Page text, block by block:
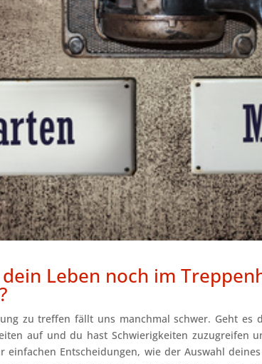
Leben noch im
zu treffen fällt uns manchmal schwer. Geht es
auf und du hast Schwierigkeiten zuzugreifen
einfachen Entscheidungen, wie der Auswahl